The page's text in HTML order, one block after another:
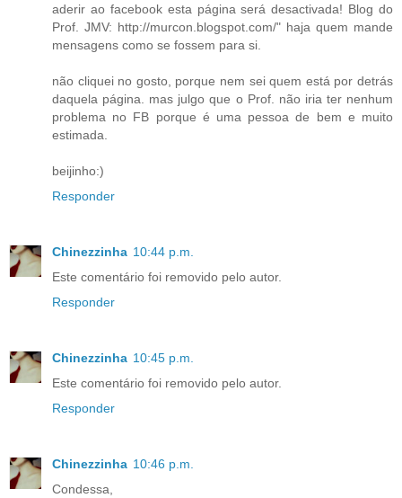
aderir ao facebook esta página será desactivada! Blog do
Prof. JMV: http://murcon.blogspot.com/" haja quem mande
mensagens como se fossem para si.
não cliquei no gosto, porque nem sei quem está por detrás
daquela página. mas julgo que o Prof. não iria ter nenhum
problema no FB porque é uma pessoa de bem e muito
estimada.
beijinho:)
Responder
Chinezzinha 10:44 p.m.
Este comentário foi removido pelo autor.
Responder
Chinezzinha 10:45 p.m.
Este comentário foi removido pelo autor.
Responder
Chinezzinha 10:46 p.m.
Condessa,